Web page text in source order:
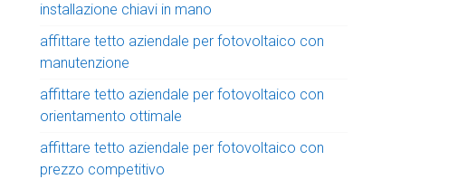
installazione chiavi in mano
affittare tetto aziendale per fotovoltaico con
manutenzione
affittare tetto aziendale per fotovoltaico con
orientamento ottimale
affittare tetto aziendale per fotovoltaico con
prezzo competitivo